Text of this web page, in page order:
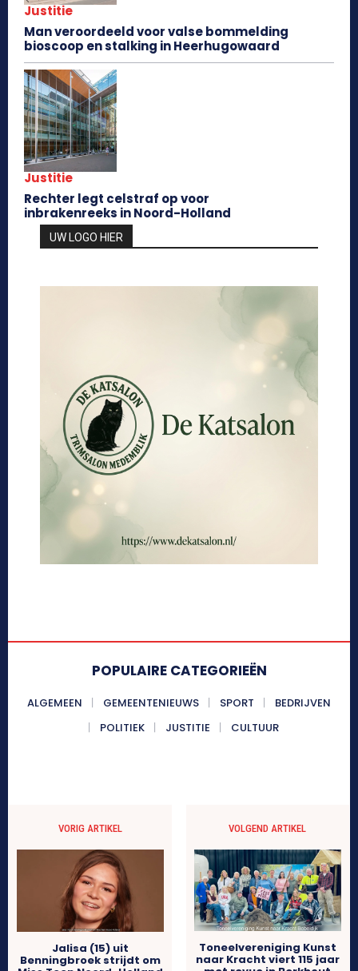
Justitie
Man veroordeeld voor valse bommelding
bioscoop en stalking in Heerhugowaard
Justitie
Rechter legt celstraf op voor
inbrakenreeks in Noord-Holland
UW LOGO HIER
POPULAIRE CATEGORIEËN
ALGEMEEN GEMEENTENIEUWS SPORT
BEDRIJVEN
POLITIEK
JUSTITIE CULTUUR
VORIG ARTIKEL
Jalisa (15) uit
Benningbroek strijdt om
VOLGEND ARTIKEL
Toneelvereniging Kunst
naar Kracht viert 115 jaar